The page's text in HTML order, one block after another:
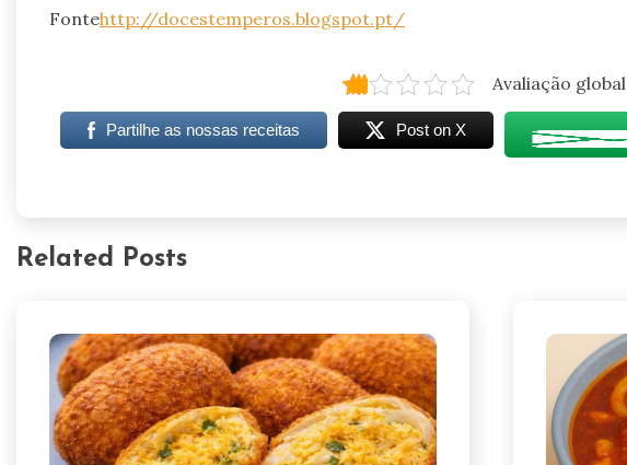
Fontehttp://docestemperos.blogspot.pt/
Avaliação global
Partilhe as nossas receitas Post on X
Related Posts